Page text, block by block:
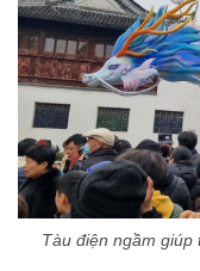
Tàu điện ngầm giúp